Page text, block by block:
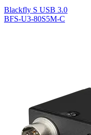
Blackfly S USB 3.0
BFS-U3-80S5M-C